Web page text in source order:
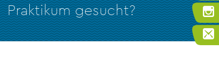
Praktikum gesucht?